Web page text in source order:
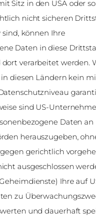
Sitz in den USA oder
nicht sicheren
sind, können Ihre
Daten in diese
verarbeitet werden.
diesen Ländern kein
sind US-
Daten an
herauszugeben,
gerichtlich
ausgeschlossen
Ihre auf
zu
und dauerhaft